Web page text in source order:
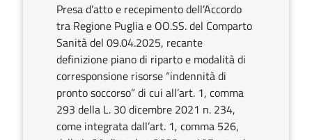
Presa d’atto e recepimento dell’Accordo
tra Regione Puglia e OO.SS. del Comparto
Sanità del 09.04.2025, recante
definizione piano di riparto e modalità di
corresponsione risorse “indennità di
pronto soccorso” di cui all’art. 1, comma
293 della L. 30 dicembre 2021 n. 234,
come integrata dall’art. 1, comma 526,